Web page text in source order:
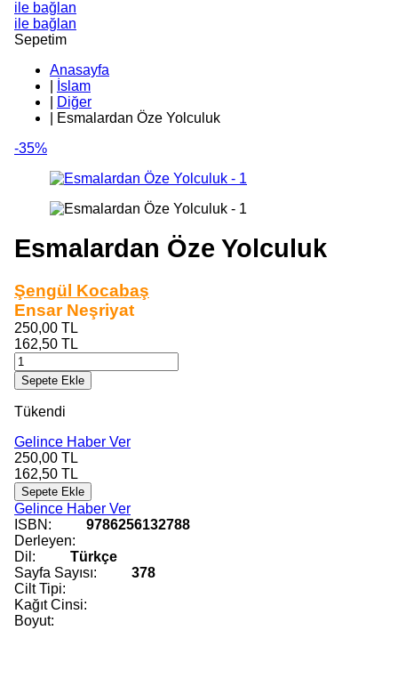
ile bağlan
ile bağlan
Sepetim
Anasayfa
İslam
Diğer
Esmalardan Öze Yolculuk
-35%
Esmalardan Öze Yolculuk
Şengül Kocabaş
Ensar Neşriyat
250,00 TL
162,50 TL
Sepete Ekle
Tükendi
Gelince Haber Ver
250,00 TL
162,50 TL
Sepete Ekle
Gelince Haber Ver
ISBN:
9786256132788
Derleyen:
Dil:
Türkçe
Sayfa Sayısı:
378
Cilt Tipi:
Kağıt Cinsi:
Boyut: